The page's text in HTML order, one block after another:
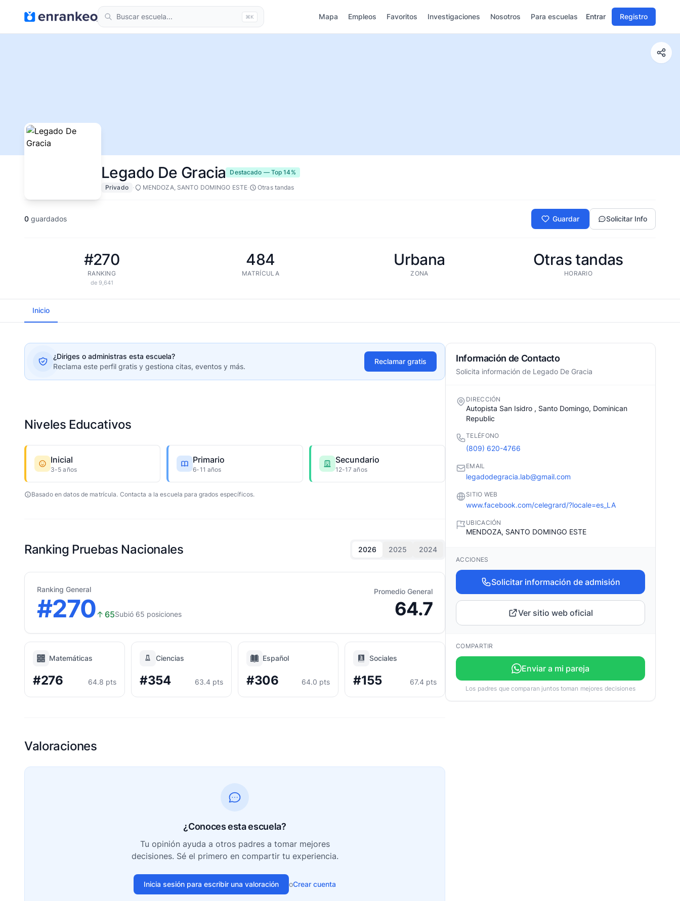
⌘K Mapa Empleos Favoritos Investigaciones Nosotros Para escuelas Entrar Registro
Legado De Gracia Destacado — Top 14%
Privado
· MENDOZA, SANTO DOMINGO ESTE· Otras tandas
0 guardados Guardar Solicitar Info
#270
RANKING
de 9,641
484
MATRÍCULA
Urbana
ZONA
Otras tandas
HORARIO
Inicio
¿Diriges o administras esta escuela?
Reclama este perfil gratis y gestiona citas, eventos y más.
Reclamar gratis
Niveles Educativos
Inicial
3-5 años
Primario
6-11 años
Secundario
12-17 años
Basado en datos de matrícula. Contacta a la escuela para grados específicos.
Ranking Pruebas Nacionales 2026 2025 2024
Ranking General
#270↑ 65Subió 65 posiciones
Promedio General
64.7
Matemáticas
#276 64.8 pts
Ciencias
#354 63.4 pts
Español
#306 64.0 pts
Sociales
#155 67.4 pts
Valoraciones
¿Conoces esta escuela?
Tu opinión ayuda a otros padres a tomar mejores
decisiones. Sé el primero en compartir tu experiencia.
Inicia sesión para escribir una valoración oCrear cuenta
Información de Contacto
Solicita información de Legado De Gracia
DIRECCIÓN
Autopista San Isidro , Santo Domingo, Dominican
Republic
TELÉFONO
(809) 620-4766
EMAIL
legadodegracia.lab@gmail.com
SITIO WEB
www.facebook.com/celegrard/?locale=es_LA
UBICACIÓN
MENDOZA, SANTO DOMINGO ESTE
ACCIONES
Solicitar información de admisión
Ver sitio web oficial
COMPARTIR
Enviar a mi pareja
Los padres que comparan juntos toman mejores decisiones